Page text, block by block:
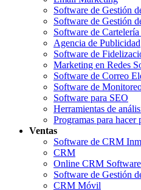
Software de Gestión
Software de Gestión
Software de
Agencia de Publicidad
Software de
Marketing en Redes
Software de Correo
Software de
Software para SEO
Herramientas de
Programas para hacer
Ventas
Software de CRM
CRM
Online CRM Software
Software de Gestión
CRM Móvil